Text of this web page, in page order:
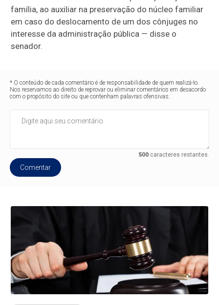
família, ao auxiliar na preservação do núcleo familiar
em caso do deslocamento de um dos cônjuges no
interesse da administração pública — disse o
senador.
* O conteúdo de cada comentário é de responsabilidade de quem realizá-lo.
Nos reservamos ao direito de reprovar ou eliminar comentários em desacordo
com o propósito do site ou que contenham palavras ofensivas.
500caracteres restantes.
Comentar